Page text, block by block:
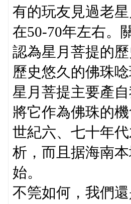
有的玩友見過老
在50-70年左右。
認為星月菩提的
歷史悠久的佛珠
星月菩提主要產
將它作為佛珠的
世紀六、七十年
析，而且据海南
始。
不筦如何，我們